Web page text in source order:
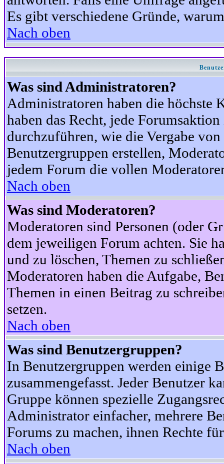
Es gibt verschiedene Gründe,
Nach oben
Was sind Administratoren?
Administratoren haben die höchste
haben das Recht, jede
durchzuführen, wie die Vergabe
Benutzergruppen erstellen,
jedem Forum die vollen
Nach oben
Was sind Moderatoren?
Moderatoren sind Personen (oder
dem jeweiligen Forum achten. Sie
und zu löschen, Themen zu
Moderatoren haben die Aufgabe,
Themen in einen Beitrag zu
setzen.
Nach oben
Was sind Benutzergruppen?
In Benutzergruppen werden einige
zusammengefasst. Jeder Benutzer
Gruppe können spezielle
Administrator einfacher, mehrere
Forums zu machen, ihnen Rechte
Nach oben